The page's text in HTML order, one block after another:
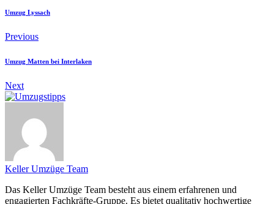
Umzug Lyssach
Previous
Umzug Matten bei Interlaken
Next
Keller Umzüge Team
Das Keller Umzüge Team besteht aus einem erfahrenen und
engagierten Fachkräfte-Gruppe. Es bietet qualitativ hochwertige